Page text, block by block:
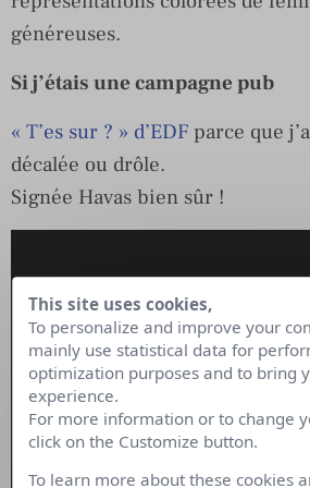
généreuses.
Si j’étais une campagne pub
« T’es sur ? » d’EDF parce que
décalée ou drôle.
Signée Havas bien sûr !
This site uses cookies,
To personalize and improve your
mainly use statistical data for
optimization purposes and to bring
experience.
For more information or to change
click on the Customize button.
To learn more about these cookies